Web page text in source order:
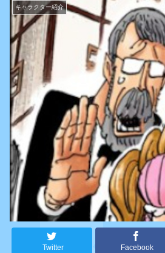
キャラクター紹介
Twitter Facebook